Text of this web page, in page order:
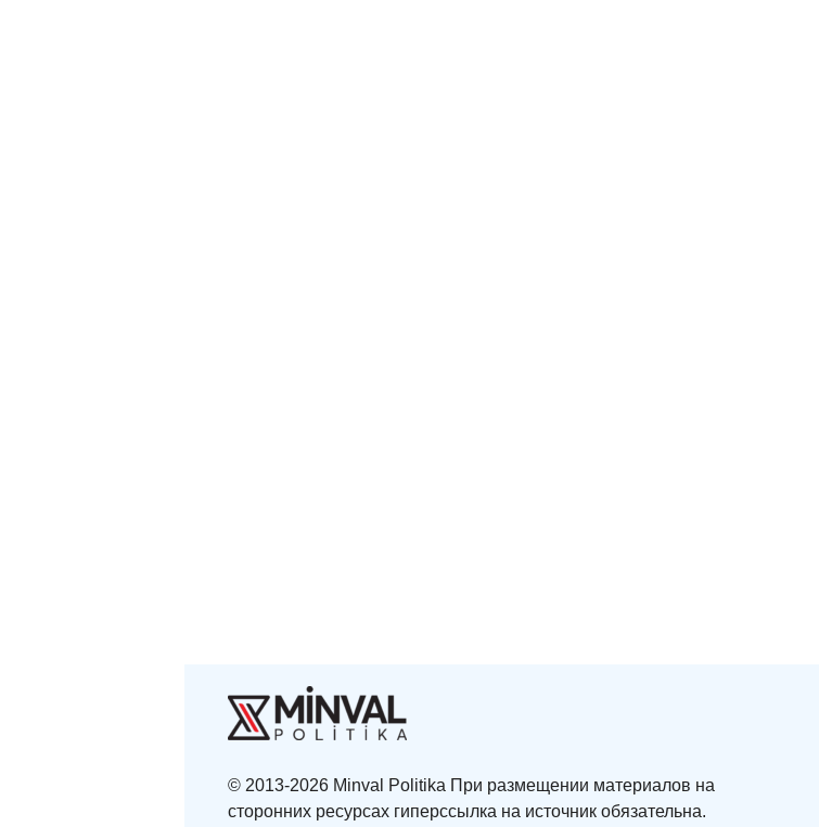
© 2013-2026 Minval Politika При размещении материалов на
сторонних ресурсах гиперссылка на источник обязательна.